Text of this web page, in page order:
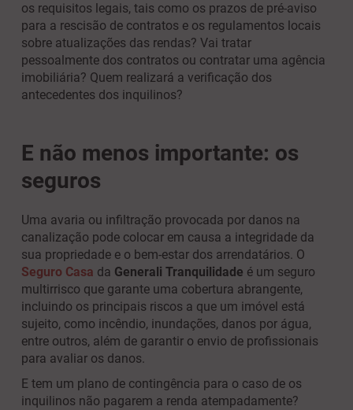
os requisitos legais, tais como os prazos de pré-aviso
para a rescisão de contratos e os regulamentos locais
sobre atualizações das rendas? Vai tratar
pessoalmente dos contratos ou contratar uma agência
imobiliária? Quem realizará a verificação dos
antecedentes dos inquilinos?
E não menos importante: os
seguros
Uma avaria ou infiltração provocada por danos na
canalização pode colocar em causa a integridade da
sua propriedade e o bem-estar dos arrendatários. O
Seguro Casa da Generali Tranquilidade é um seguro
multirrisco que garante uma cobertura abrangente,
incluindo os principais riscos a que um imóvel está
sujeito, como incêndio, inundações, danos por água,
entre outros, além de garantir o envio de profissionais
para avaliar os danos.
E tem um plano de contingência para o caso de os
inquilinos não pagarem a renda atempadamente?